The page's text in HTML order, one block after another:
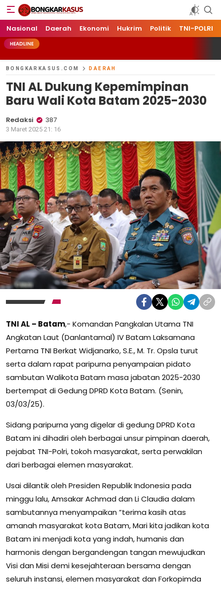
Bongkarkasus.com
Mengungkap Tabir Peristiwa Dengan Data dan Fakta
Nasional Daerah Ekonomi Hukrim Politik TNI-POLRI
HEADLINE
BONGKARKASUS.COM DAERAH
TNI AL Dukung Kepemimpinan
Baru Wali Kota Batam 2025-2030
Redaksi 387
3 Maret 2025 21: 16
TNI AL – Batam,- Komandan Pangkalan Utama TNI
Angkatan Laut (Danlantamal) IV Batam Laksamana
Pertama TNI Berkat Widjanarko, S.E., M. Tr. Opsla turut
serta dalam rapat paripurna penyampaian pidato
sambutan Walikota Batam masa jabatan 2025-2030
bertempat di Gedung DPRD Kota Batam. (Senin,
03/03/25).
Sidang paripurna yang digelar di gedung DPRD Kota
Batam ini dihadiri oleh berbagai unsur pimpinan daerah,
pejabat TNI-Polri, tokoh masyarakat, serta perwakilan
dari berbagai elemen masyarakat.
Usai dilantik oleh Presiden Republik Indonesia pada
minggu lalu, Amsakar Achmad dan Li Claudia dalam
sambutannya menyampaikan ”terima kasih atas
amanah masyarakat kota Batam, Mari kita jadikan kota
Batam ini menjadi kota yang indah, humanis dan
harmonis dengan bergandengan tangan mewujudkan
Visi dan Misi demi kesejahteraan bersama dengan
seluruh instansi, elemen masyarakat dan Forkopimda